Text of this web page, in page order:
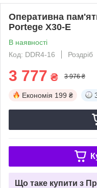
Оперативна
Portege X30-E
В наявності
Код: DDR4-16
Роздріб
3 777 ₴ 3 976 ₴
Економія 199 ₴
Що таке купити з